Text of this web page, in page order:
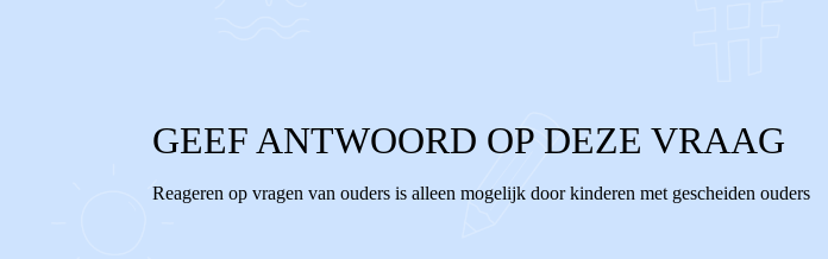
GEEF ANTWOORD OP DEZE VRAAG
Reageren op vragen van ouders is alleen mogelijk door kinderen met gescheiden ouders